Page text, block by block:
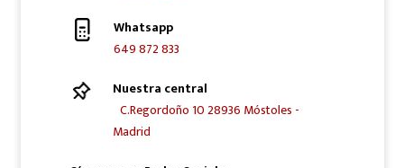
Whatsapp
649 872 833
Nuestra central
C.Regordoño 10 28936 Móstoles -
Madrid